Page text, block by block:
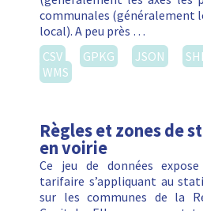
communales (généralement
local). A peu près …
CSV
GPKG JSON
WMS
Règles et zones de
en voirie
Ce jeu de données
tarifaire s’appliquant au
sur les communes de la